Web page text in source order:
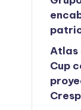
Atlas
Cup